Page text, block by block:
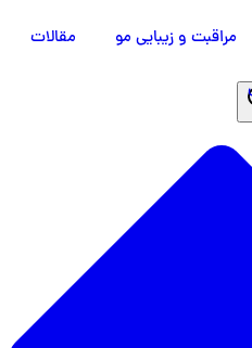
مراقبت و زیبایی مو مقالات